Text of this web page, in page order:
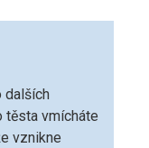
dalších
těsta vmícháte
vznikne